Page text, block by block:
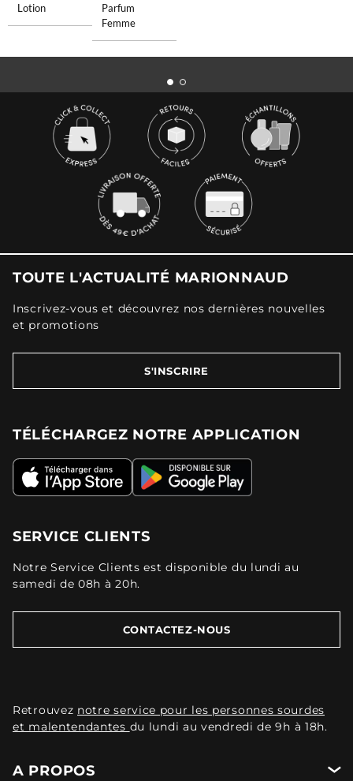
Lotion
Parfum
Femme
TOUTE L'ACTUALITÉ MARIONNAUD
Inscrivez-vous et découvrez nos dernières nouvelles
et promotions
S'INSCRIRE
TÉLÉCHARGEZ NOTRE APPLICATION
SERVICE CLIENTS
Notre Service Clients est disponible du lundi au
samedi de 08h à 20h.
CONTACTEZ-NOUS
Retrouvez notre service pour les personnes sourdes
et malentendantes du lundi au vendredi de 9h à 18h.
A PROPOS